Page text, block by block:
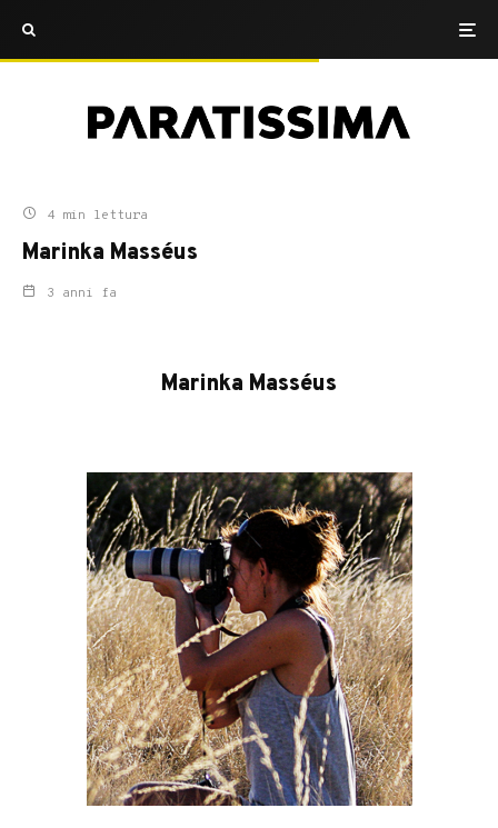
4 min lettura
Marinka Masséus
3 anni fa
Marinka Masséus